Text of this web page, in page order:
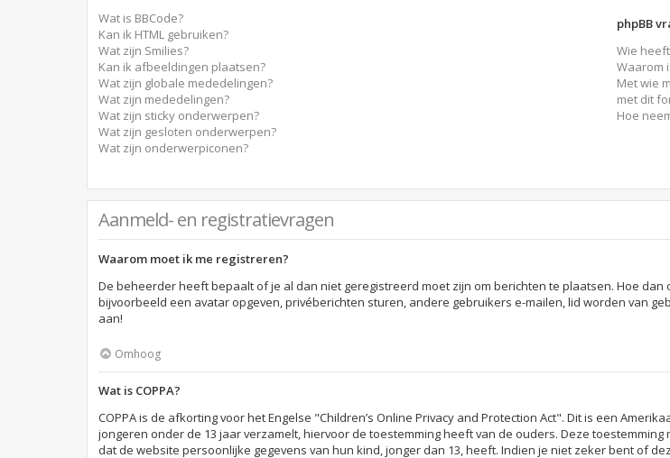
Wat is BBCode?
Kan ik HTML gebruiken?
Wat zijn Smilies?
Kan ik afbeeldingen plaatsen?
Wat zijn globale mededelingen?
Wat zijn mededelingen?
Wat zijn sticky onderwerpen?
Wat zijn gesloten onderwerpen?
Wat zijn onderwerpiconen?
phpBB
Wie
Waarom
Met wie
met dit
Hoe
Aanmeld- en registratievragen
Waarom moet ik me registreren?
De beheerder heeft bepaalt of je al dan niet geregistreerd moet zijn om berichten te plaatsen. Hoe
bijvoorbeeld een avatar opgeven, privéberichten sturen, andere gebruikers e-mailen, lid worden van
aan!
Omhoog
Wat is COPPA?
COPPA is de afkorting voor het Engelse "Children’s Online Privacy and Protection Act". Dit is een
jongeren onder de 13 jaar verzamelt, hiervoor de toestemming heeft van de ouders. Deze
dat de website persoonlijke gegevens van hun kind, jonger dan 13, heeft. Indien je niet zeker bent of